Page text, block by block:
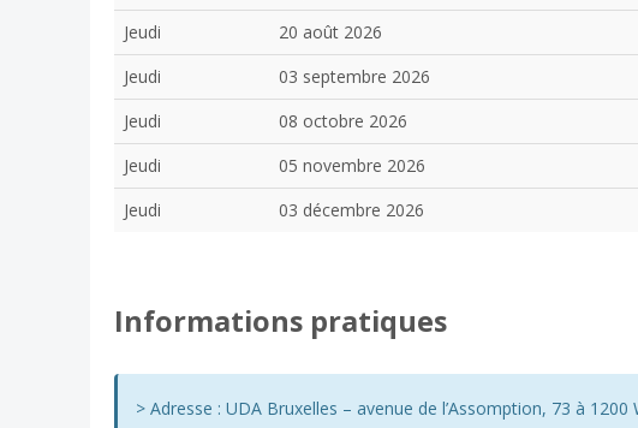
Jeudi
20 août 2026
Jeudi
03 septembre 2026
Jeudi
08 octobre 2026
Jeudi
05 novembre 2026
Jeudi
03 décembre 2026
Informations pratiques
> Adresse : UDA Bruxelles – avenue de l’Assomption, 73 à